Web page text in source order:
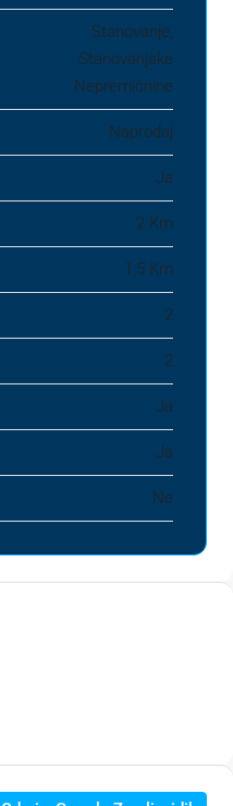
Stanovanje,
Stanovanjske
Nepremičnine
Naprodaj
Ja
2 Km
1,5 Km
2
2
Ja
Ja
Ne